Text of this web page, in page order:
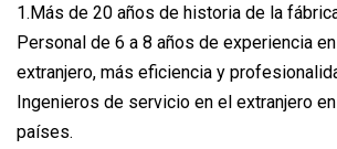
1.Más de 20 años de historia de la
Personal de 6 a 8 años de experiencia
extranjero, más eficiencia y
Ingenieros de servicio en el extranjero
países.